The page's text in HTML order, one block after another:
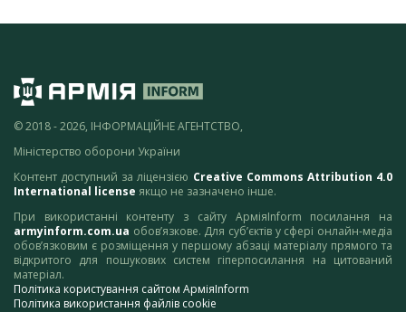
© 2018 - 2026, ІНФОРМАЦІЙНЕ АГЕНТСТВО,
Міністерство оборони України
Контент доступний за ліцензією Creative Commons Attribution 4.0
International license якщо не зазначено інше.
При використанні контенту з сайту АрміяInform посилання на
armyinform.com.ua обов’язкове. Для суб’єктів у сфері онлайн-медіа
обов’язковим є розміщення у першому абзаці матеріалу прямого та
відкритого для пошукових систем гіперпосилання на цитований
матеріал.
Політика користування сайтом АрміяInform
Політика використання файлів cookie